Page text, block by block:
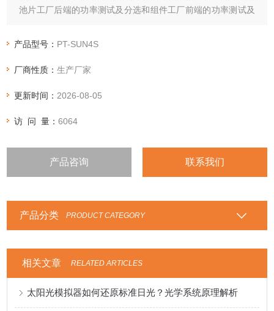
池片工厂后端的功率测试及分选和组件工厂前端的功率测试及
规的125、156太阳电池的测试。
产品型号： PT-SUN4S
厂商性质：生产厂家
更新时间： 2026-08-05
访 问 量：6064
产品咨询 联系我们
产品分类 PRODUCT CATEGORY
相关文章 RELATED ARTICLES
太阳光模拟器如何还原标准日光？光学系统原理解析